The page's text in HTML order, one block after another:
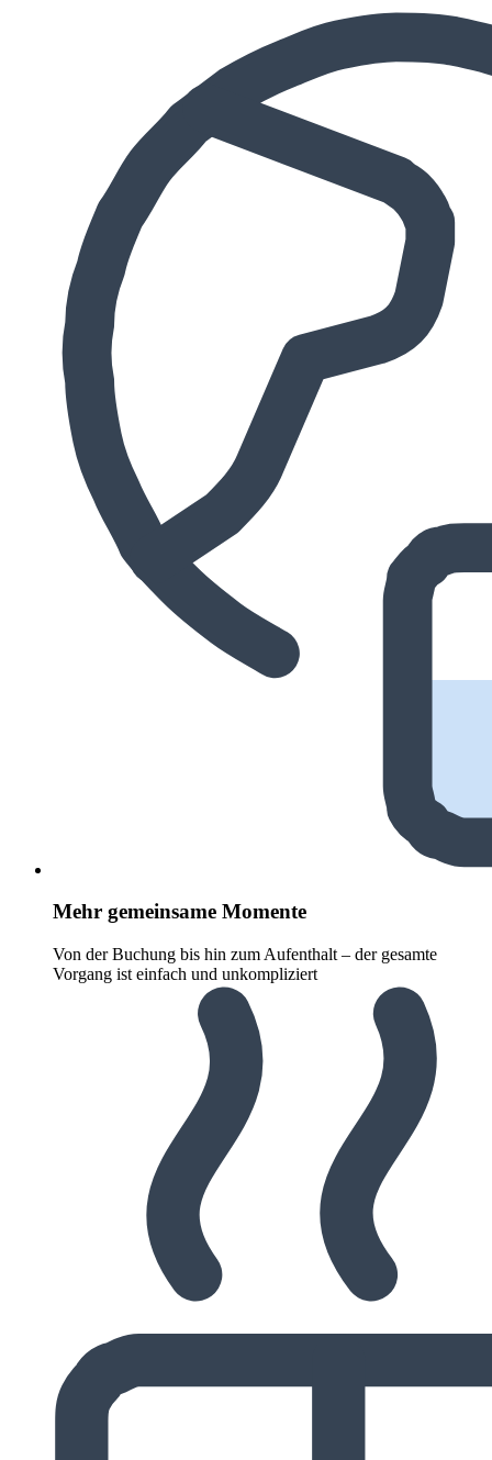
Mehr gemeinsame Momente
Von der Buchung bis hin zum Aufenthalt – der gesamte
Vorgang ist einfach und unkompliziert